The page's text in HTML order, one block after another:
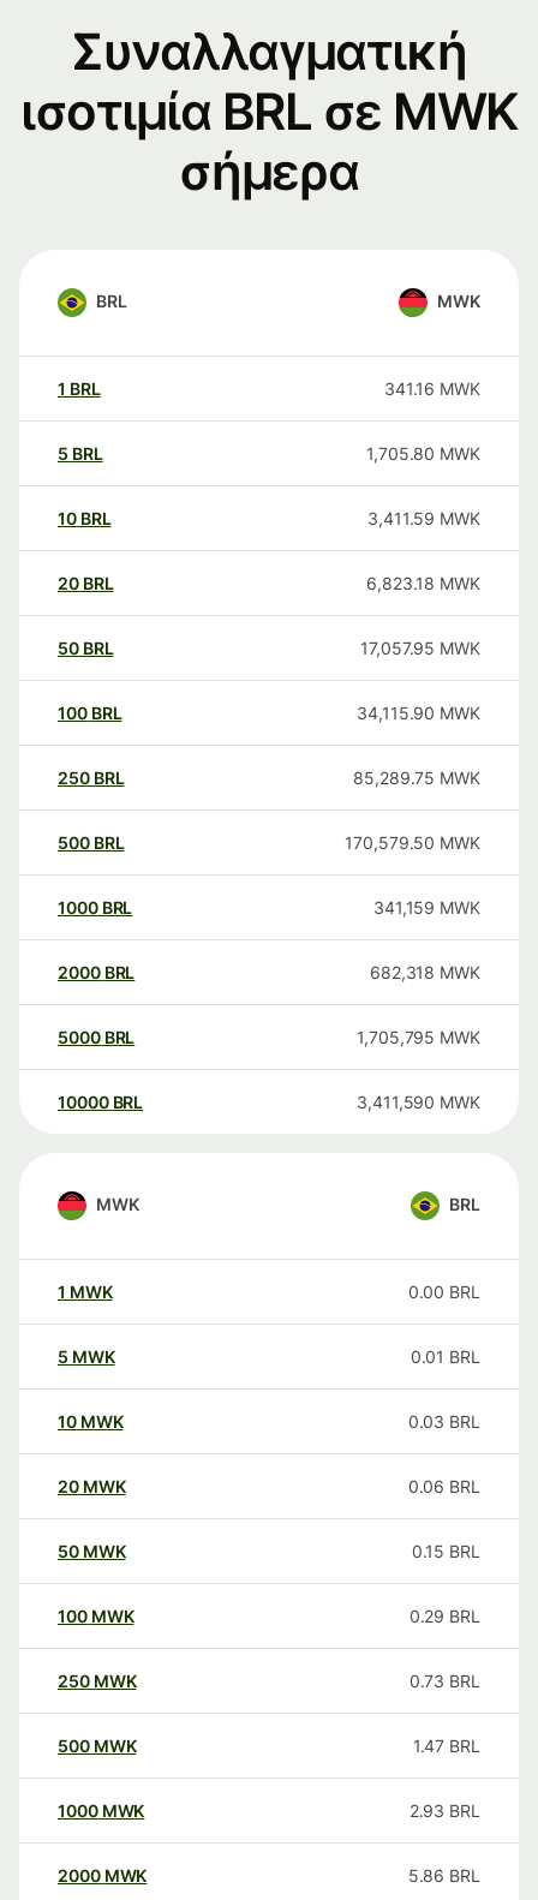
Συναλλαγματική
ισοτιμία BRL σε MWK
σήμερα
BRL MWK
1 BRL 341.16 MWK
5 BRL 1,705.80 MWK
10 BRL 3,411.59 MWK
20 BRL 6,823.18 MWK
50 BRL 17,057.95 MWK
100 BRL 34,115.90 MWK
250 BRL 85,289.75 MWK
500 BRL 170,579.50 MWK
1000 BRL 341,159 MWK
2000 BRL 682,318 MWK
5000 BRL 1,705,795 MWK
10000 BRL 3,411,590 MWK
MWK BRL
1 MWK 0.00 BRL
5 MWK 0.01 BRL
10 MWK 0.03 BRL
20 MWK 0.06 BRL
50 MWK 0.15 BRL
100 MWK 0.29 BRL
250 MWK 0.73 BRL
500 MWK 1.47 BRL
1000 MWK 2.93 BRL
2000 MWK 5.86 BRL